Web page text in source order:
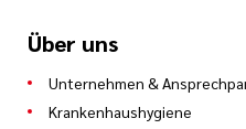
Über uns
Unternehmen &
Krankenhaushygiene